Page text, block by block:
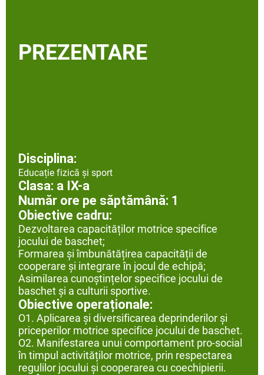
PREZENTARE
Disciplina:
Educație fizică și sport
Clasa: a IX-a
Număr ore pe săptămână: 1
Obiective cadru:
Dezvoltarea capacităților motrice specifice
jocului de baschet;
Formarea și îmbunătățirea capacității de
cooperare și integrare în jocul de echipă;
Asimilarea cunoștințelor specifice jocului de
baschet și a culturii sportive.
Obiective operaționale:
O1. Aplicarea și diversificarea deprinderilor și
priceperilor motrice specifice jocului de baschet.
O2. Manifestarea unui comportament pro-social
în timpul activităților motrice, prin respectarea
regulilor jocului și cooperarea cu coechipierii.